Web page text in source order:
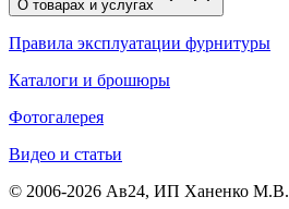
О товарах и услугах
Правила эксплуатации фурнитуры
Каталоги и брошюры
Фотогалерея
Видео и статьи
© 2006-2026 Ав24, ИП Ханенко М.В.